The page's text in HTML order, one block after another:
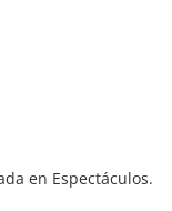
en Espectáculos.